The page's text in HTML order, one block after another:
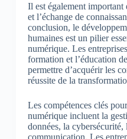
Il est également important
et l’échange de
conclusion, le
humaines est un pilier
numérique. Les
formation et l’éducation
permettre d’acquérir les
réussite de la
Les compétences clés
numérique incluent la
données, la
communication. Les